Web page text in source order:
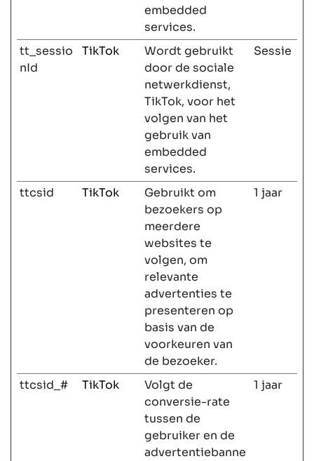
embedded
services.
tt_sessio
nId
TikTok
Wordt gebruikt
door de sociale
netwerkdienst,
TikTok, voor het
volgen van het
gebruik van
embedded
services.
Sessie
ttcsid TikTok
Gebruikt om
bezoekers op
meerdere
websites te
volgen, om
relevante
advertenties te
presenteren op
basis van de
voorkeuren van
de bezoeker.
1 jaar
ttcsid_# TikTok
Volgt de
conversie-rate
tussen de
gebruiker en de
advertentiebanne
1 jaar